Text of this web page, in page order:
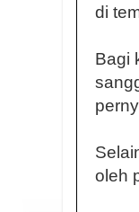
di
Bagi
oleh